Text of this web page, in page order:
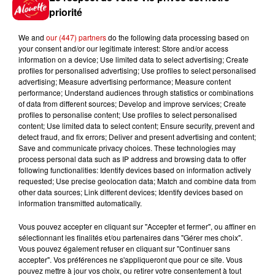
trompette. Les tonalités africaines
et cubaines s’invitent dans ce
dialogue fructueux où les
improvisations nous transportent
dans un espace de liberté sans
frontières.
Infos
Voir plus
13h42
Aide carburant pour les "grands
rouleurs" : le délai pour la...
Royan : elle tente d’écraser son
ex-conjoint et dit regretter...
priorité
We and our (447) partnersdo the following data processing based on
your consent and/or our legitimate interest: Store and/or access
information on a device; Use limited data to select advertising; Create
profiles for personalised advertising; Use profiles to select personalised
advertising; Measure advertising performance; Measure content
performance; Understand audiences through statistics or combinations
of data from different sources; Develop and improve services; Create
profiles to personalise content; Use profiles to select personalised
content; Use limited data to select content; Ensure security, prevent and
detect fraud, and fix errors; Deliver and present advertising and content;
Save and communicate privacy choices. These technologies may
process personal data such as IP address and browsing data to offer
following functionalities: Identify devices based on information actively
requested; Use precise geolocation data; Match and combine data from
other data sources; Link different devices; Identify devices based on
information transmitted automatically.
Vous pouvez accepter en cliquant sur "Accepter et fermer", ou affiner en
sélectionnant les finalités et/ou partenaires dans "Gérer mes choix".
Vous pouvez également refuser en cliquant sur "Continuer sans
accepter". Vos préférences ne s'appliqueront que pour ce site. Vous
pouvez mettre à jour vos choix, ou retirer votre consentement à tout